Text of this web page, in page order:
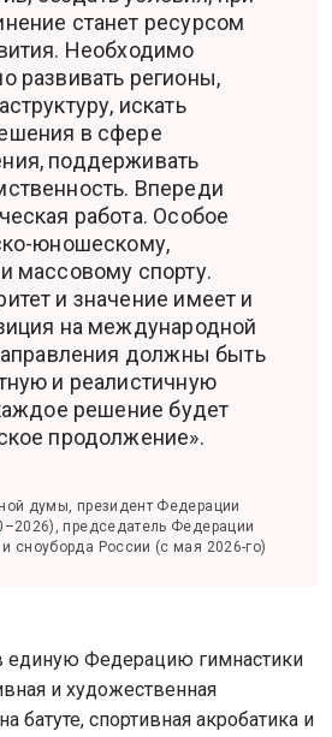
станет ресурсом
Необходимо
развивать регионы,
искать
в сфере
поддерживать
Впереди
работа. Особое
юношескому,
массовому спорту.
и значение имеет и
на международной
должны быть
и реалистичную
решение будет
продолжение».
думы, президент Федерации
председатель Федерации
сноуборда России (с мая 2026-го)
единую Федерацию гимнастики
и художественная
батуте, спортивная акробатика и